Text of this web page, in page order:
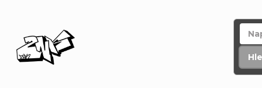
obsah